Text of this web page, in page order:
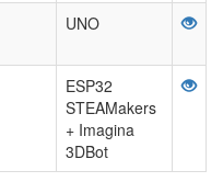
UNO
ESP32
STEAMakers
+ Imagina
3DBot